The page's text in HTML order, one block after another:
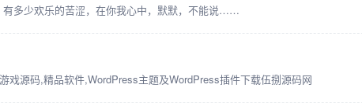
有多少欢乐的苦涩，在你我心中，默默，不能说……
戏源码,精品软件,WordPress主题及WordPress插件下载伍捌源码网